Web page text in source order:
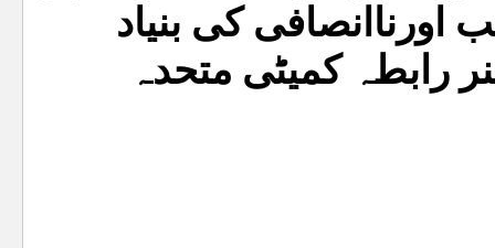
کی بنیاد
رابطہ کمیٹی متحدہ